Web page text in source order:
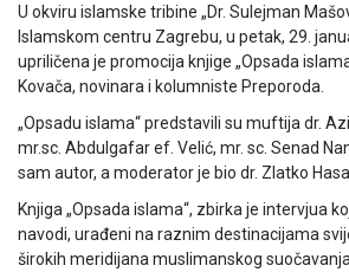
U okviru islamske tribine „Dr. Sulejman
Islamskom centru Zagrebu, u petak, 29.
upriličena je promocija knjige „Opsada
Kovača, novinara i kolumniste Preporoda.
„Opsadu islama“ predstavili su muftija dr.
mr.sc. Abdulgafar ef. Velić, mr. sc. Senad
sam autor, a moderator je bio dr. Zlatko
Knjiga „Opsada islama“, zbirka je intervjua
navodi, urađeni na raznim destinacijama
širokih meridijana muslimanskog